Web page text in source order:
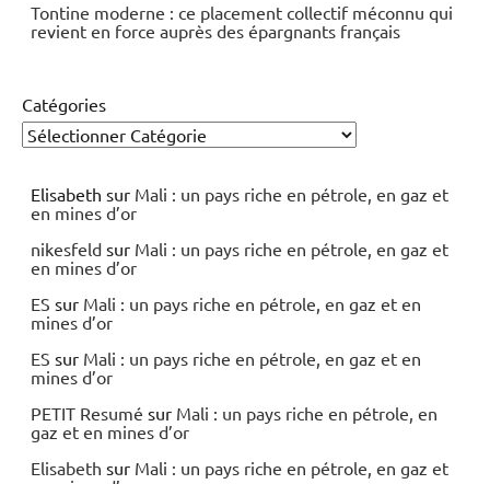
Tontine moderne : ce placement collectif méconnu qui
revient en force auprès des épargnants français
Catégories
Elisabeth sur Mali : un pays riche en pétrole, en gaz et
en mines d’or
nikesfeld sur Mali : un pays riche en pétrole, en gaz et
en mines d’or
ES sur Mali : un pays riche en pétrole, en gaz et en
mines d’or
ES sur Mali : un pays riche en pétrole, en gaz et en
mines d’or
PETIT Resumé sur Mali : un pays riche en pétrole, en
gaz et en mines d’or
Elisabeth sur Mali : un pays riche en pétrole, en gaz et